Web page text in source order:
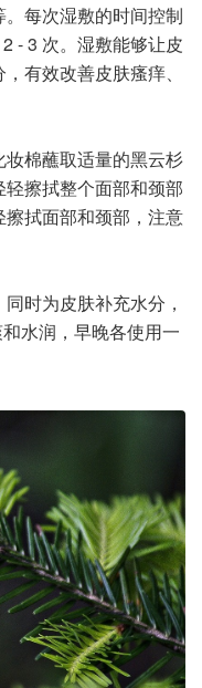
每次湿敷的时间控制
- 3 次。湿敷能够让皮
有效改善皮肤瘙痒、
棉蘸取适量的黑云杉
擦拭整个面部和颈部
拭面部和颈部，注意
时为皮肤补充水分，
水润，早晚各使用一